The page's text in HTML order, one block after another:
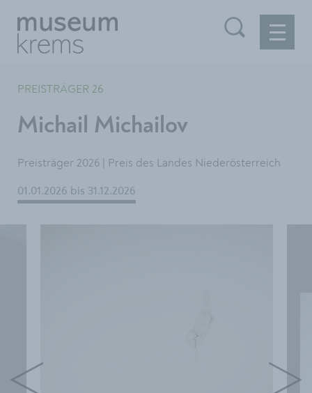
PREISTRÄGER 26
Michail Michailov
Preisträger 2026 | Preis des Landes Niederösterreich
01.01.2026 bis 31.12.2026